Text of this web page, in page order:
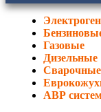
Газовые
Дизельные
Сварочные
АВР